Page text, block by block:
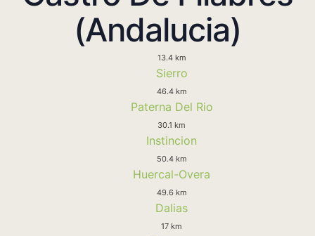
(Andalucia)
13.4 km
Sierro
46.4 km
Paterna Del Rio
30.1 km
Instincion
50.4 km
Huercal-Overa
49.6 km
Dalias
17 km